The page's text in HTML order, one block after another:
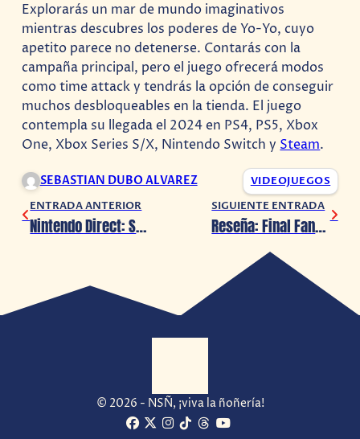
Explorarás un mar de mundo imaginativos
mientras descubres los poderes de Yo-Yo, cuyo
apetito parece no detenerse. Contarás con la
campaña principal, pero el juego ofrecerá modos
como time attack y tendrás la opción de conseguir
muchos desbloqueables en la tienda. El juego
contempla su llegada el 2024 en PS4, PS5, Xbox
One, Xbox Series S/X, Nintendo Switch y Steam.
SEBASTIAN DUBO ALVAREZ
VIDEOJUEGOS
ENTRADA ANTERIOR
Nintendo Direct: Sonic Superstars llega con un nuevo trailer
SIGUIENTE ENTRADA
Reseña: Final Fantasy XVI (PS5)
© 2026 - NSÑ, ¡viva la ñoñería!